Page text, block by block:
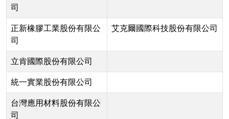
司
正新橡膠工業股份有限公
司
艾克爾國際科技股份有限公司
立肯國際股份有限公司
統一實業股份有限公司
台灣應用材料股份有限公
司